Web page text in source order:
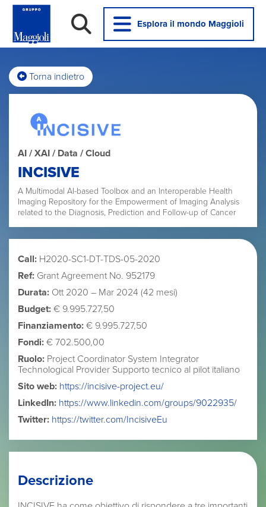
Esplora il mondo Maggioli
Torna indietro
AI / XAI / Data / Cloud
INCISIVE
A Multimodal AI-based Toolbox and an Interoperable Health
Imaging Repository for the Empowerment of Imaging Analysis
related to the Diagnosis, Prediction and Follow-up of Cancer
Call: H2020-SC1-DT-TDS-05-2020
Ref: Grant Agreement No. 952179
Durata: Ott 2020 – Mar 2024 (42 mesi)
Budget: € 9.995.727,50
Finanziamento: € 9.995.727,50
Fondi: € 702.500,00
Ruolo: Project Coordinator System Integrator
Technological Provider Supporto tecnico al pilot italiano
Sito web: https://incisive-project.eu/
LinkedIn: https://www.linkedin.com/groups/9022935/
Twitter: https://twitter.com/IncisiveEu
Descrizione